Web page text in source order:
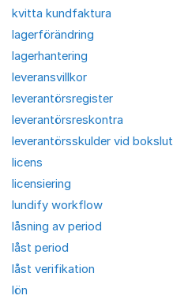
kvitta kundfaktura
lagerförändring
lagerhantering
leveransvillkor
leverantörsregister
leverantörsreskontra
leverantörsskulder vid bokslut
licens
licensiering
lundify workflow
låsning av period
låst period
låst verifikation
lön